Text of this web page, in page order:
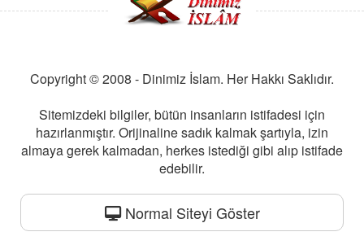
Copyright © 2008 - Dinimiz İslam. Her Hakkı Saklıdır.
Sitemizdeki bilgiler, bütün insanların istifadesi için
hazırlanmıştır. Orijinaline sadık kalmak şartıyla, izin
almaya gerek kalmadan, herkes istediği gibi alıp istifade
edebilir.
Normal Siteyi Göster